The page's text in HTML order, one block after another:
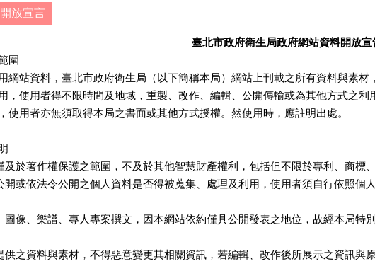
放宣言
臺北市政府衛生局政府網站資料開放宣
圍
網站資料，臺北市政府衛生局（以下簡稱本局）網站上刊載之所有資料與素
，使用者得不限時間及地域，重製、改作、編輯、公開傳輸或為其他方式之
使用者亦無須取得本局之書面或其他方式授權。然使用時，應註明出處。
及於著作權保護之範圍，不及於其他智慧財產權利，包括但不限於專利、商標
開或依法令公開之個人資料是否得被蒐集、處理及利用，使用者須自行依照個
圖像、樂譜、專人專案撰文，因本網站依約僅具公開發表之地位，故經本局特
供之資料與素材，不得惡意變更其相關資訊，若編輯、改作後所展示之資訊與